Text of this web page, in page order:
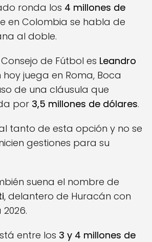
ronda los 4 millones de
en Colombia se habla de
al doble.
de Fútbol es Leandro
hoy juega en Roma, Boca
de una cláusula que
por 3,5 millones de dólares.
tanto de esta opción y no se
gestiones para su
suena el nombre de
, delantero de Huracán con
entre los 3 y 4 millones de